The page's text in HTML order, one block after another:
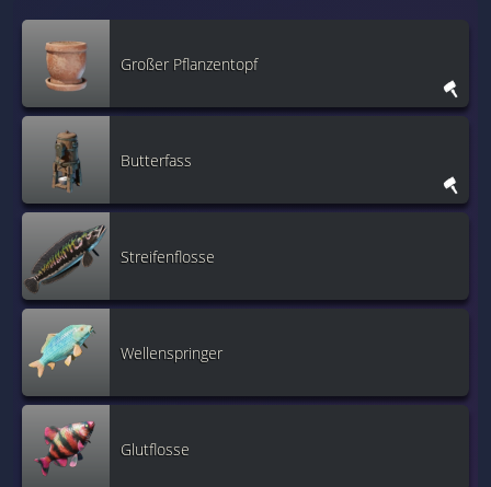
Großer Pflanzentopf
Butterfass
Streifenflosse
Wellenspringer
Glutflosse